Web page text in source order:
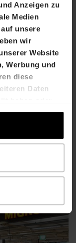
Anzeigen zu
Medien
unsere
wir
Website
Werbung und
diese
Daten
Dienste